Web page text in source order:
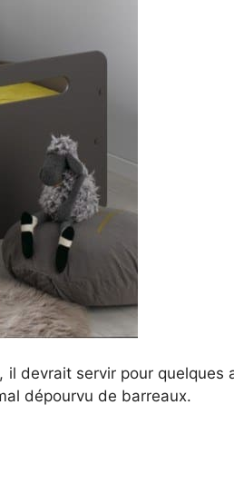
devrait servir pour quelques
dépourvu de barreaux.